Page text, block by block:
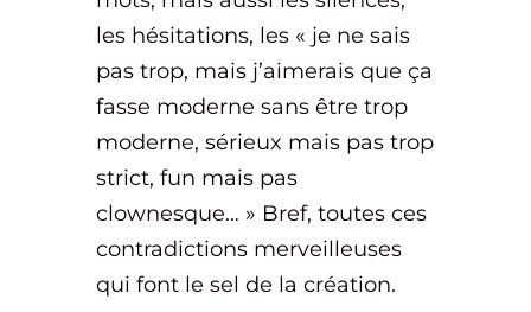
les hésitations, les « je ne sais
pas trop, mais j’aimerais que ça
fasse moderne sans être trop
moderne, sérieux mais pas trop
strict, fun mais pas
clownesque… » Bref, toutes ces
contradictions merveilleuses
qui font le sel de la création.